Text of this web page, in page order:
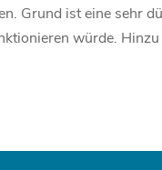
Grund ist eine sehr
würde. Hinzu